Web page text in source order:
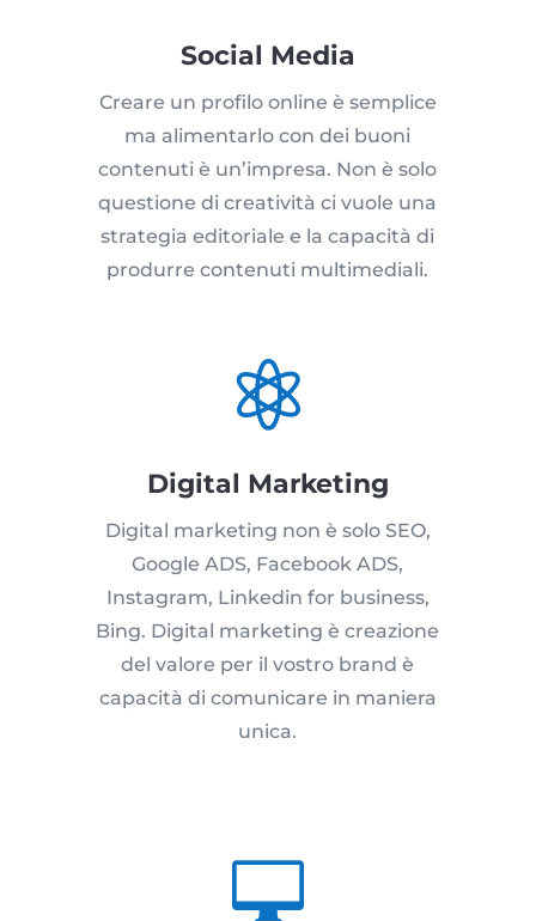
Social Media
Creare un profilo online è semplice
ma alimentarlo con dei buoni
contenuti è un’impresa. Non è solo
questione di creatività ci vuole una
strategia editoriale e la capacità di
produrre contenuti multimediali.

Digital Marketing
Digital marketing non è solo SEO,
Google ADS, Facebook ADS,
Instagram, Linkedin for business,
Bing. Digital marketing è creazione
del valore per il vostro brand è
capacità di comunicare in maniera
unica.
